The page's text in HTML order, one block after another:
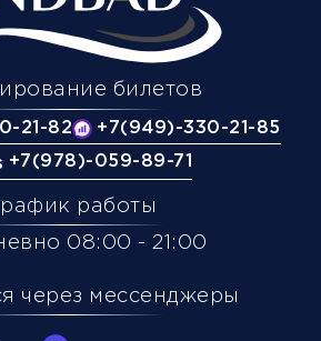
билетов
21-82
+7(949)-330-21-85
+7(978)-059-89-71
работы
08:00 - 21:00
через мессенджеры